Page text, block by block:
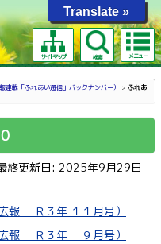
サイトマップ 検索 メニュー
連載「ふれあい通信」バックナンバー） > ふれあ
終更新日: 2025年9月29日
Ｒ３年 １１月号）
報 Ｒ３年 ９月号）
Translate »